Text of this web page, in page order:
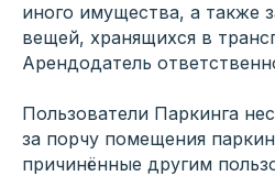
иного имущества, а также
вещей, хранящихся в
Арендодатель
Пользователи Паркинга
за порчу помещения
причинённые другим